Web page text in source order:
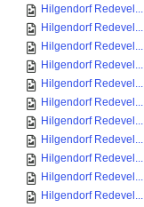
Hilgendorf Redevel...
Hilgendorf Redevel...
Hilgendorf Redevel...
Hilgendorf Redevel...
Hilgendorf Redevel...
Hilgendorf Redevel...
Hilgendorf Redevel...
Hilgendorf Redevel...
Hilgendorf Redevel...
Hilgendorf Redevel...
Hilgendorf Redevel...